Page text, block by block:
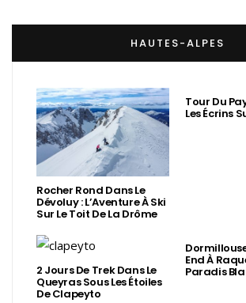
HAUTES-ALPES
Rocher Rond Dans Le
Dévoluy : L’Aventure À Ski
Sur Le Toit De La Drôme
Tour Du
Les Écrins
2 Jours De Trek Dans Le
Queyras Sous Les Étoiles
De Clapeyto
End À
Paradis